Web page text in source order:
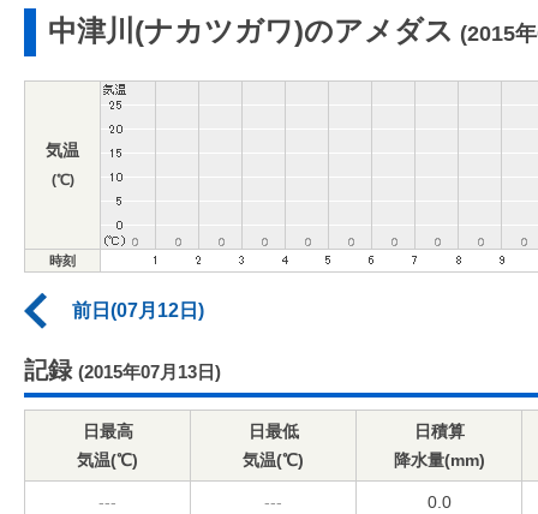
中津川(ナカツガワ)のアメダス (2015
気温
(℃)
時刻
前日(07月12日)
記録 (2015年07月13日)
日最高
気温(℃)
日最低
気温(℃)
日積算
降水量(mm)
--- --- 0.0